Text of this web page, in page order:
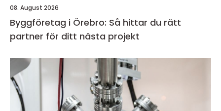
08. August 2026
Byggföretag i Örebro: Så hittar du rätt
partner för ditt nästa projekt